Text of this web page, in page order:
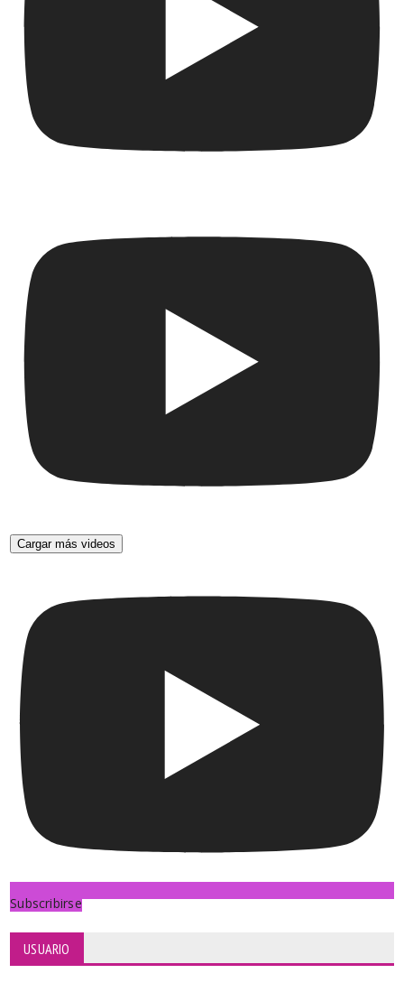
Cargar más videos
Subscribirse
USUARIO